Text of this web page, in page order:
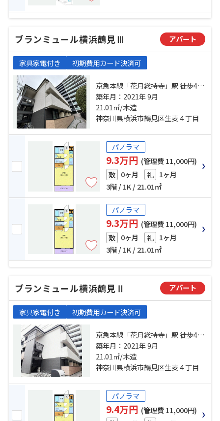
ブランミュール横浜鶴見Ⅲ アパート
家具家電付き 初期費用カード決済可
京急本線「花月総持寺」駅 徒歩4分
京急本線「生麦」駅 徒歩7分 鶴見線
「国道」駅 徒歩7分
築年月：2021年 9月
21.01㎡/木造
神奈川県横浜市鶴見区生麦４丁目
パノラマ
9.3万円 (管理費 11,000円)
敷 0ヶ月 礼 1ヶ月
3階 / 1K / 21.01㎡
パノラマ
9.3万円 (管理費 11,000円)
敷 0ヶ月 礼 1ヶ月
3階 / 1K / 21.01㎡
ブランミュール横浜鶴見Ⅱ アパート
家具家電付き 初期費用カード決済可
京急本線「花月総持寺」駅 徒歩4分
京急本線「生麦」駅 徒歩7分 鶴見線
「国道」駅 徒歩7分
築年月：2021年 9月
21.01㎡/木造
神奈川県横浜市鶴見区生麦４丁目
パノラマ
9.4万円 (管理費 11,000円)